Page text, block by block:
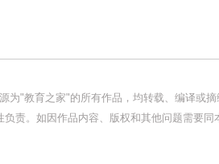
为"教育之家"的所有作品，均转载、编译或
责。如因作品内容、版权和其他问题需要